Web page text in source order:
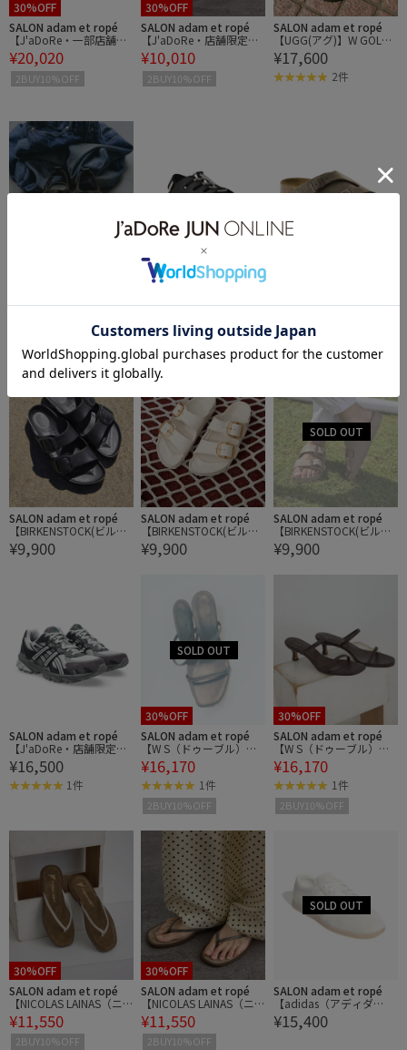
30%OFF
SALON adam et ropé
【J'aDoRe・一部店舗限
定】【SALOMON（サロ
モン）】XT-6
¥20,020
2BUY10%OFF
30%OFF
SALON adam et ropé
【J'aDoRe・店舗限定】
【asics（アシックス）】
GEL-1130
¥10,010
2BUY10%OFF
SALON adam et ropé
【UGG(アグ)】W GOLDE
NGLOW / ゴールデング
ロウ
¥17,600
2件
GLOW Embossed / ゴー
ルデングロウ エンボスト
¥13,090
30%OFF
SALON adam et ropé
GLOW Toggle / ゴールデ
ングロウ トグル
¥13,090
2BUY10%OFF
定】【BIRKENSTOCK(ビ
ルケンシュトック)】Zuri
ch LEVE / チューリッヒ
¥20,900
SALON adam et ropé
【BIRKENSTOCK(ビルケ
ンシュトック)】Arizona
Big Buckle / アリゾナ ビ
¥9,900
SALON adam et ropé
【BIRKENSTOCK(ビルケ
ンシュトック)】Arizona
Big Buckle / アリゾナ ビ
¥9,900
SALON adam et ropé
【BIRKENSTOCK(ビルケ
ンシュトック)】Arizona
Big Buckle / アリゾナ ビ
¥9,900
SALON adam et ropé
【J'aDoRe・店舗限定】
【asics（アシックス）】
GEL-SONOMA TR62
¥16,500
1件
30%OFF
SALON adam et ropé
【W S（ドゥーブル）】
レザーヒールサンダル
¥16,170
1件
2BUY10%OFF
30%OFF
SALON adam et ropé
【W S（ドゥーブル）】
レザーヒールサンダル
¥16,170
1件
2BUY10%OFF
30%OFF
SALON adam et ropé
【NICOLAS LAINAS（ニ
コラスライナス）】グリ
ッターサンダル
¥11,550
2BUY10%OFF
30%OFF
SALON adam et ropé
【NICOLAS LAINAS（ニ
コラスライナス）】グリ
ッターサンダル
¥11,550
2BUY10%OFF
SALON adam et ropé
【adidas（アディダ
ス）】ガゼル ロー プロ /
Gazelle Lo Pro
¥15,400